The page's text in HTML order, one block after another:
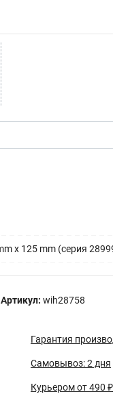
x 125 mm (серия
Артикул: wih28758
Гарантия
Самовывоз: 2 дня
Курьером от 490 ₽